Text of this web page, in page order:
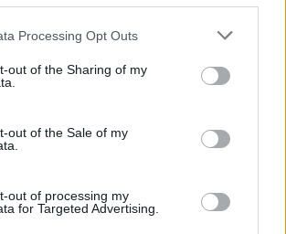
Processing Opt Outs
out of the Sharing of my
out of the Sale of my
out of processing my
for Targeted Advertising.
интелект за първи път
жизнеспособни вируси